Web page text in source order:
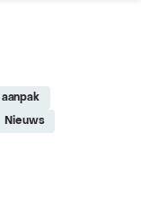
aanpak
Nieuws